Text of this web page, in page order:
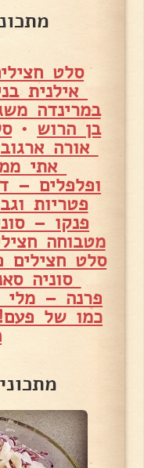
סלט
אילנית
במרינדה
בן הרוש •
אורה ארגוב
אתי
ופלפלים –
פטריות
פנקו –
מטבוחה
סלט חצילים
סוניה
פרנה – מלי